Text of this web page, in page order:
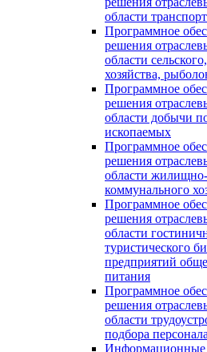
области
Программное
решения
области
хозяйства,
Программное
решения
области добычи
ископаемых
Программное
решения
области жилищно-
коммунального
Программное
решения
области
туристического
предприятий
питания
Программное
решения
области
подбора
Информационные